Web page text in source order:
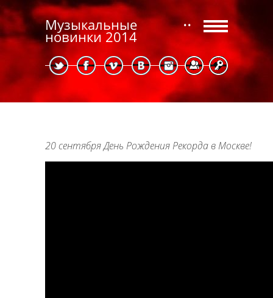
Музыкальные
новинки 2014
Регистрация
Вход
20 сентября День Рождения Рекорда в Москве!